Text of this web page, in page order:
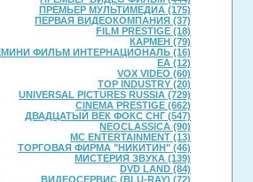
ПРЕМЬЕР МУЛЬТИМЕДИА (175)
ПЕРВАЯ ВИДЕОКОМПАНИЯ (37)
FILM PRESTIGE (18)
КАРМЕН (79)
ФИЛЬМ ИНТЕРНАЦИОНАЛЬ (16)
ЕА (12)
VOX VIDEO (60)
TOP INDUSTRY (20)
UNIVERSAL PICTURES RUSSIA (729)
CINEMA PRESTIGE (662)
ДВАДЦАТЫЙ ВЕК ФОКС СНГ (547)
NEOCLASSICA (90)
MC ENTERTAINMENT (13)
ТОРГОВАЯ ФИРМА "НИКИТИН" (46)
МИСТЕРИЯ ЗВУКА (139)
DVD LAND (84)
ВИДЕОСЕРВИС (BLU-RAY) (72)